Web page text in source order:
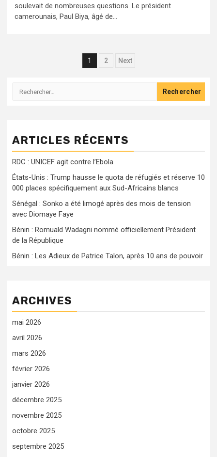
soulevait de nombreuses questions. Le président
camerounais, Paul Biya, âgé de...
Pagination
publications
1 2 Next
Rechercher :
ARTICLES RÉCENTS
RDC : UNICEF agit contre l’Ebola
États-Unis : Trump hausse le quota de réfugiés et réserve 10
000 places spécifiquement aux Sud-Africains blancs
Sénégal : Sonko a été limogé après des mois de tension
avec Diomaye Faye
Bénin : Romuald Wadagni nommé officiellement Président
de la République
Bénin : Les Adieux de Patrice Talon, après 10 ans de pouvoir
ARCHIVES
mai 2026
avril 2026
mars 2026
février 2026
janvier 2026
décembre 2025
novembre 2025
octobre 2025
septembre 2025